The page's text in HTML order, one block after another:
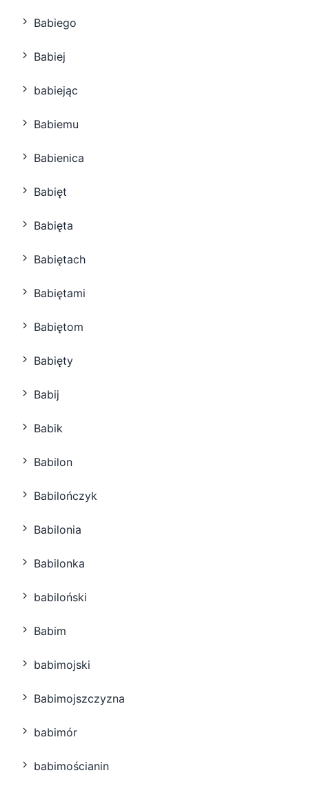
Babiego
Babiej
babiejąc
Babiemu
Babienica
Babięt
Babięta
Babiętach
Babiętami
Babiętom
Babięty
Babij
Babik
Babilon
Babilończyk
Babilonia
Babilonka
babiloński
Babim
babimojski
Babimojszczyzna
babimór
babimościanin